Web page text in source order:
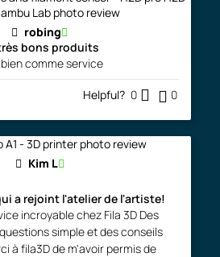
robing
bons produits
comme service
Helpful? 0 0
Kim L
a rejoint l'atelier de l'artiste!
incroyable chez Fila 3D Des
simple et des conseils